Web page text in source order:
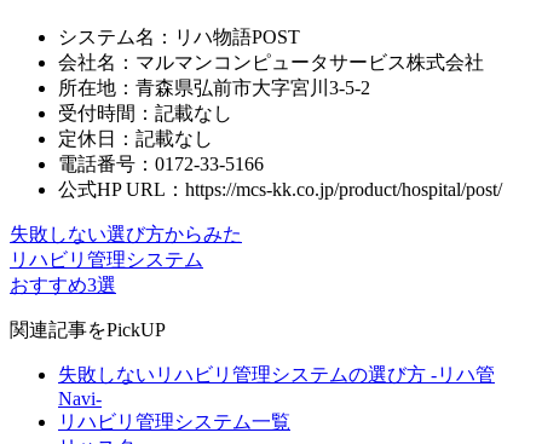
システム名：リハ物語POST
会社名：マルマンコンピュータサービス株式会社
所在地：青森県弘前市大字宮川3-5-2
受付時間：記載なし
定休日：記載なし
電話番号：0172-33-5166
公式HP URL：https://mcs-kk.co.jp/product/hospital/post/
失敗しない選び方からみた
リハビリ管理システム
おすすめ3選
関連記事をPickUP
失敗しないリハビリ管理システムの選び方 -リハ管
Navi-
リハビリ管理システム一覧